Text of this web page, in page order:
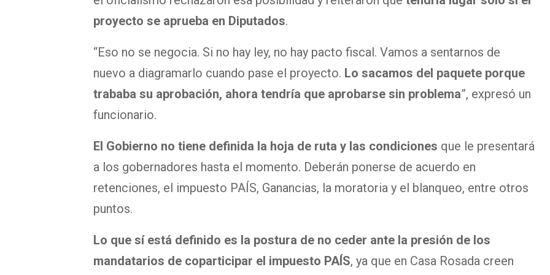
proyecto se aprueba en Diputados.
“Eso no se negocia. Si no hay ley, no hay pacto fiscal. Vamos a sentarnos de
nuevo a diagramarlo cuando pase el proyecto. Lo sacamos del paquete porque
trababa su aprobación, ahora tendría que aprobarse sin problema”, expresó un
funcionario.
El Gobierno no tiene definida la hoja de ruta y las condiciones que le presentará
a los gobernadores hasta el momento. Deberán ponerse de acuerdo en
retenciones, el impuesto PAÍS, Ganancias, la moratoria y el blanqueo, entre otros
puntos.
Lo que sí está definido es la postura de no ceder ante la presión de los
mandatarios de coparticipar el impuesto PAÍS, ya que en Casa Rosada creen